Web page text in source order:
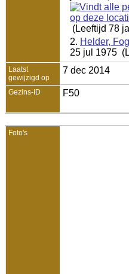
(Leeftijd 78
2. Helder,
25 jul 1975
Laatst
gewijzigd op
7 dec 2014
Gezins-ID F50
Foto's